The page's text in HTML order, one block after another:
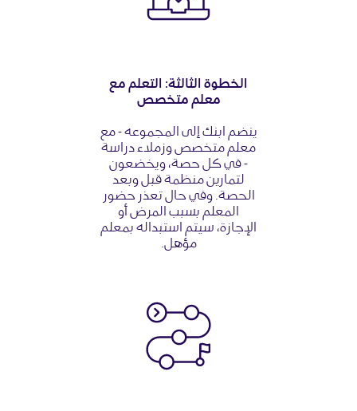
الخطوة الثالثة: التعلم مع
معلم متخصص
ينضم ابنك إلى المجموعه - مع
معلم متخصص وزملاء دراسة
- في كل حصة، ويخضعون
لتمارين منظمة قبل وبعد
الحصة. وفي حال تعذر حضور
المعلم بسبب المرض أو
الإجازة، سيتم استبداله بمعلم
مؤهل.